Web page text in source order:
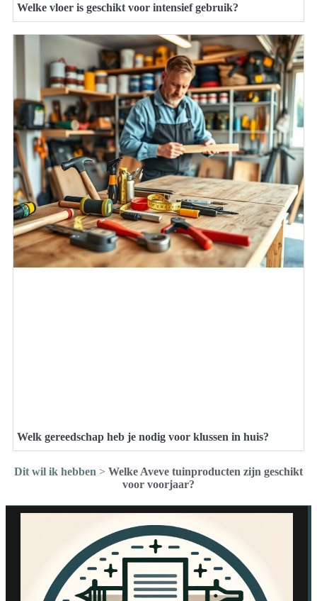
Welke vloer is geschikt voor intensief gebruik?
Welk gereedschap heb je nodig voor klussen in huis?
Dit wil ik hebben > Welke Aveve tuinproducten zijn geschikt
voor voorjaar?